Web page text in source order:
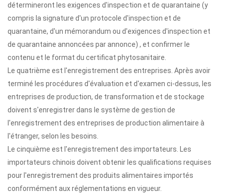
détermineront les exigences d'inspection et de quarantaine (y
compris la signature d'un protocole d'inspection et de
quarantaine, d'un mémorandum ou d'exigences d'inspection et
de quarantaine annoncées par annonce) , et confirmer le
contenu et le format du certificat phytosanitaire.
Le quatrième est l'enregistrement des entreprises. Après avoir
terminé les procédures d'évaluation et d'examen ci-dessus, les
entreprises de production, de transformation et de stockage
doivent s'enregistrer dans le système de gestion de
l'enregistrement des entreprises de production alimentaire à
l'étranger, selon les besoins.
Le cinquième est l'enregistrement des importateurs. Les
importateurs chinois doivent obtenir les qualifications requises
pour l'enregistrement des produits alimentaires importés
conformément aux réglementations en vigueur.